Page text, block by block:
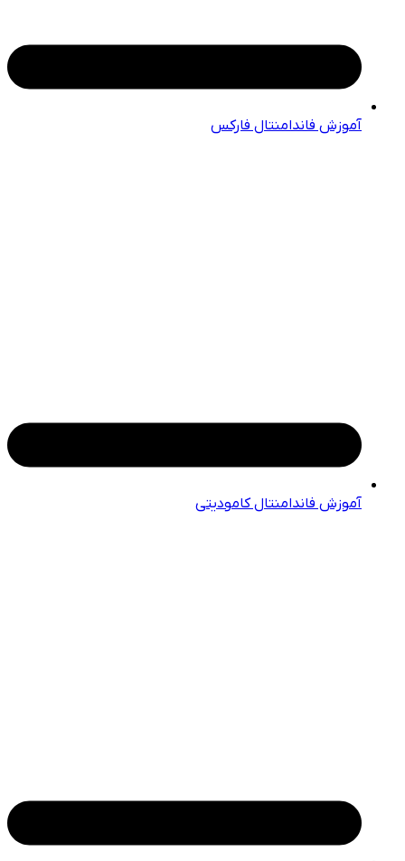
آموزش فاندامنتال فارکس
آموزش فاندامنتال کامودیتی